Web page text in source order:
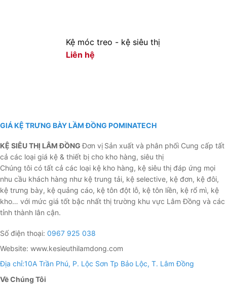
Kệ móc treo - kệ siêu thị
Liên hệ
GIÁ KỆ TRƯNG BÀY LẦM ĐỒNG POMINATECH
KỆ SIÊU THỊ LÂM ĐỒNGĐơn vị Sản xuất và phân phối Cung cấp tất
cả các loại giá kệ & thiết bị cho kho hàng, siêu thị
Chúng tôi có tất cả các loại kệ kho hàng, kệ siêu thị đáp ứng mọi
nhu cầu khách hàng như kệ trung tải, kệ selective, kệ đơn, kệ đôi,
kệ trưng bày, kệ quảng cáo, kệ tôn đột lỗ, kệ tôn liền, kệ rổ mì, kệ
kho… với mức giá tốt bậc nhất thị trường khu vực Lâm Đồng và các
tỉnh thành lân cận.
Số điện thoại: 0967 925 038
Website: www.kesieuthilamdong.com
Địa chỉ:10A Trần Phú, P. Lộc Sơn Tp Bảo Lộc, T. Lâm Đồng
Về Chúng Tôi